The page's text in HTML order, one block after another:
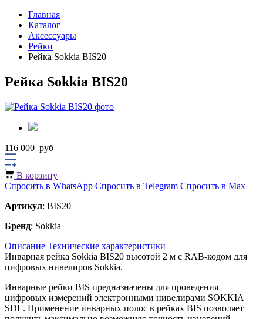
Главная
Каталог
Аксессуары
Рейки
Рейка Sokkia BIS20
Рейка Sokkia BIS20
116 000 руб
В корзину
Спросить в WhatsApp Спросить в Telegram Спросить в Max
Артикул: BIS20
Бренд: Sokkia
Описание Технические характеристики
Инварная рейка Sokkia BIS20 высотой 2 м с RAB-кодом для
цифровых нивелиров Sokkia.
Инварные рейки BIS предназначены для проведения
цифровых измерений электронными нивелирами SOKKIA
SDL. Применение инварных полос в рейках BIS позволяет